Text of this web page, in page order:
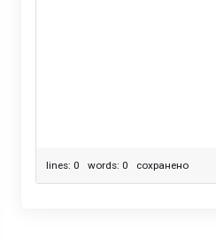
lines: 0 words: 0 сохранено